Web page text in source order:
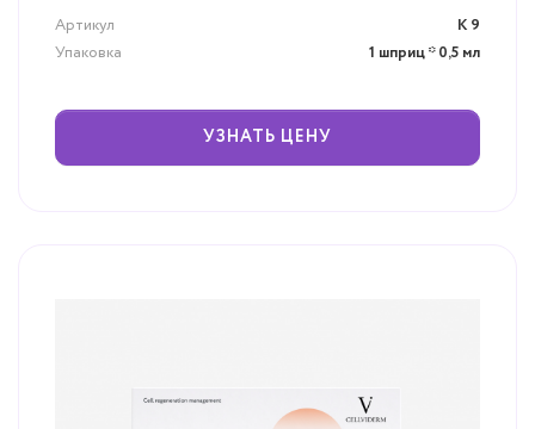
Артикул
К 9
Упаковка
1 шприц * 0,5 мл
УЗНАТЬ ЦЕНУ